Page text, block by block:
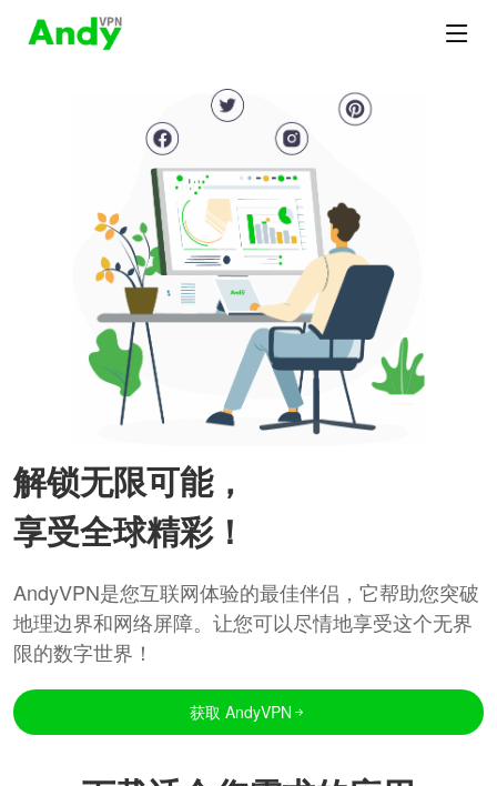
解锁无限可能，
享受全球精彩！
AndyVPN是您互联网体验的最佳伴侣，它帮助您突破
地理边界和网络屏障。让您可以尽情地享受这个无界
限的数字世界！
获取 AndyVPN